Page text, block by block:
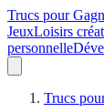
Trucs pour
JeuxLoisirs
personnelle
Trucs